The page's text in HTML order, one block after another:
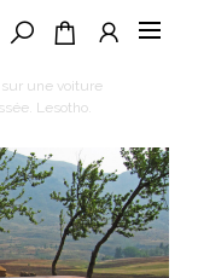
sur une voiture
Lesotho.